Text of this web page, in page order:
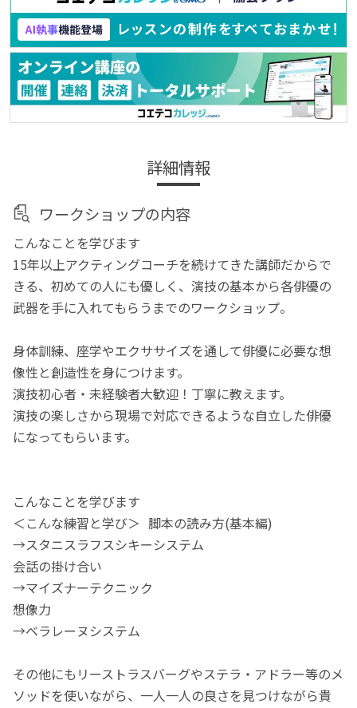
詳細情報
ワークショップの内容
こんなことを学びます
15年以上アクティングコーチを続けてきた講師だからで
きる、初めての人にも優しく、演技の基本から各俳優の
武器を手に入れてもらうまでのワークショップ。
身体訓練、座学やエクササイズを通して俳優に必要な想
像性と創造性を身につけます。
演技初心者・未経験者大歓迎！丁寧に教えます。
演技の楽しさから現場で対応できるような自立した俳優
になってもらいます。
こんなことを学びます
＜こんな練習と学び＞ 脚本の読み方(基本編)
→スタニスラフスシキーシステム
会話の掛け合い
→マイズナーテクニック
想像力
→ベラレーヌシステム
その他にもリーストラスバーグやステラ・アドラー等のメ
ソッドを使いながら、一人一人の良さを見つけながら貴